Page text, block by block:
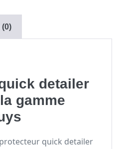
(0)
detailer
gamme
quick detailer